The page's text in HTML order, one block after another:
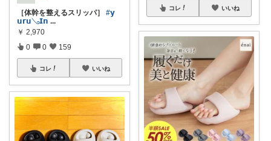
［体幹を整えるスリッパ］ #𝘆
𝘂𝗿𝘂𓂅𝗜𝗻 ...
￥ 2,970
0 0 159
コレ いいね
コレ いいね